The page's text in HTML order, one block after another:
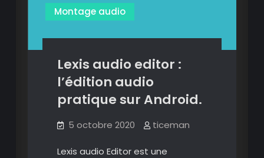
Montage audio
Lexis audio editor :
l’édition audio
pratique sur Android.
5 octobre 2020 ticeman
Lexis audio Editor est une